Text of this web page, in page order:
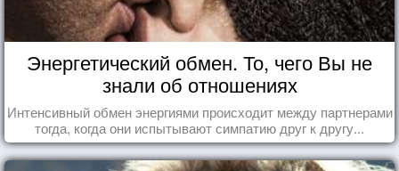
Энергетический обмен. То, чего Вы не
знали об отношениях
Интенсивный обмен энергиями происходит между партнерами
тогда, когда они испытывают симпатию друг к другу...